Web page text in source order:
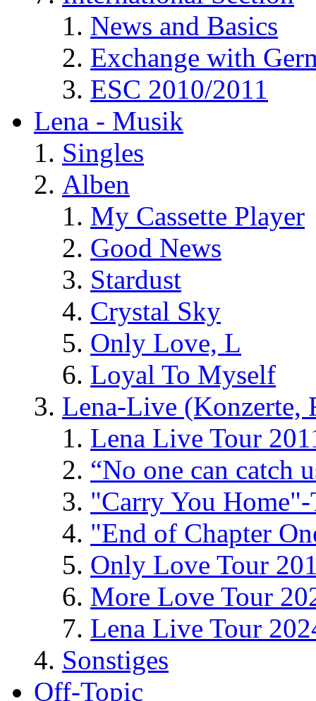
News and Basics
Exchange with
ESC 2010/2011
Lena - Musik
Singles
Alben
My Cassette Player
Good News
Stardust
Crystal Sky
Only Love, L
Loyal To Myself
Lena-Live (Konzerte,
Lena Live Tour
“No one can catch
"Carry You
"End of Chapter
Only Love Tour
More Love Tour
Lena Live Tour
Sonstiges
Off-Topic